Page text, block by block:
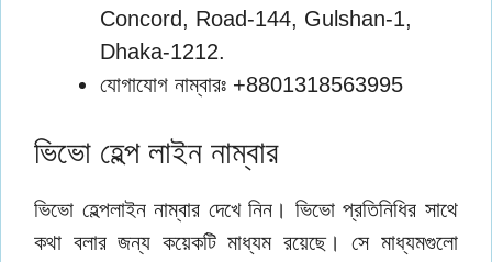
Concord, Road-144, Gulshan-1,
Dhaka-1212.
যোগাযোগ নাম্বারঃ +8801318563995
ভিভো হেল্প লাইন নাম্বার
ভিভো হেল্পলাইন নাম্বার দেখে নিন। ভিভো প্রতিনিধির সাথে
কথা বলার জন্য কয়েকটি মাধ্যম রয়েছে। সে মাধ্যমগুলো